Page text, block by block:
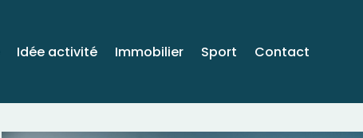
Idée activité Immobilier Sport Contact